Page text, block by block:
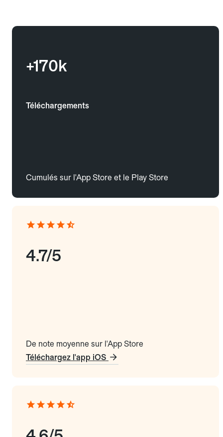
+170k
Téléchargements
Cumulés sur l'App Store et le Play Store
4.7/5
De note moyenne sur l'App Store
Téléchargez l'app iOS